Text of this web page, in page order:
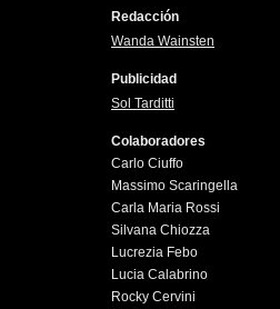
Redacción
Wanda Wainsten
Publicidad
Sol Tarditti
Colaboradores
Carlo Ciuffo
Massimo Scaringella
Carla Maria Rossi
Silvana Chiozza
Lucrezia Febo
Lucia Calabrino
Rocky Cervini